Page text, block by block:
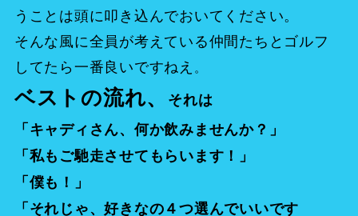
うことは頭に叩き込んでおいてください。
そんな風に全員が考えている仲間たちとゴルフ
してたら一番良いですねえ 。
ベストの流れ、
それは
「キャディさん、何か飲みませんか？」
「私もご馳走させてもらいます！」
「僕も！」
「それじゃ、好きなの４つ選んでいいです